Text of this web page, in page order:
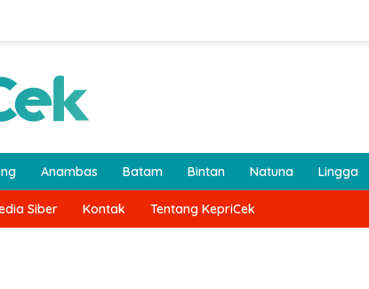
Anambas Batam Bintan Natuna Lingga
Siber Kontak Tentang KepriCek